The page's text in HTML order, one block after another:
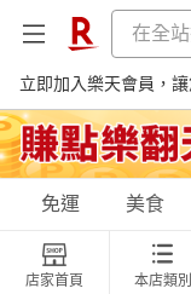
立即加入樂天會員，
購物網分類
免運 美食
店家首頁 本店類別